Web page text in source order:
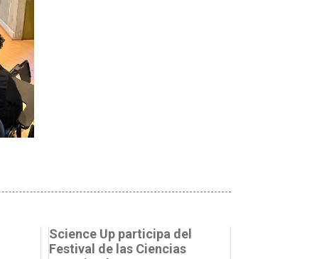
Science Up participa del
Festival de las Ciencias